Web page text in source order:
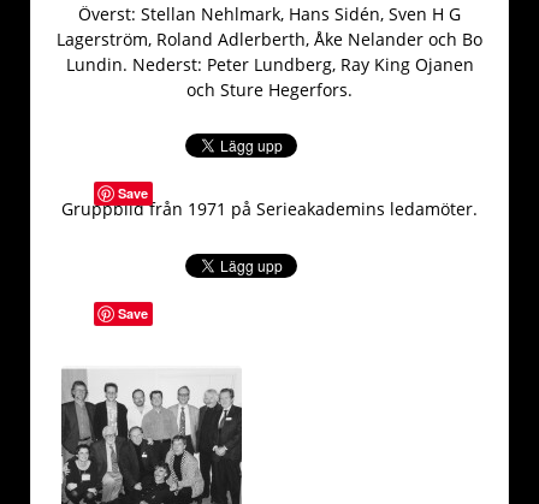
Överst: Stellan Nehlmark, Hans Sidén, Sven H G
Lagerström, Roland Adlerberth, Åke Nelander och Bo
Lundin. Nederst: Peter Lundberg, Ray King Ojanen
och Sture Hegerfors.
Save
Gruppbild från 1971 på Serieakademins ledamöter.
Save